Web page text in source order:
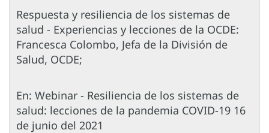
Respuesta y resiliencia de los sistemas de
salud - Experiencias y lecciones de la OCDE:
Francesca Colombo, Jefa de la División de
Salud, OCDE;
En: Webinar - Resiliencia de los sistemas de
salud: lecciones de la pandemia COVID-19 16
de junio del 2021